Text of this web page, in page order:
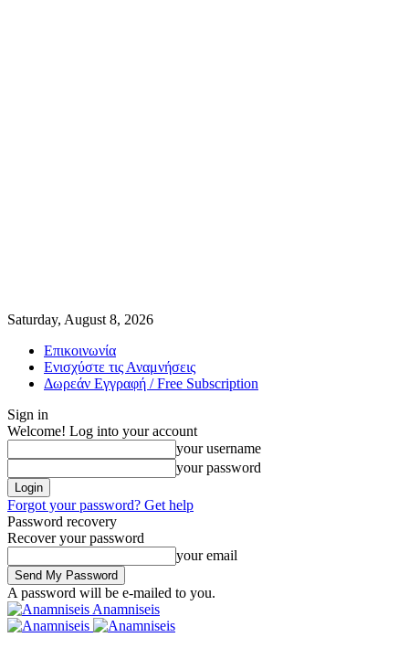
Saturday, August 8, 2026
Επικοινωνία
Ενισχύστε τις Αναμνήσεις
Δωρεάν Εγγραφή / Free Subscription
Sign in
Welcome! Log into your account
your username
your password
Forgot your password? Get help
Password recovery
Recover your password
your email
A password will be e-mailed to you.
Anamniseis